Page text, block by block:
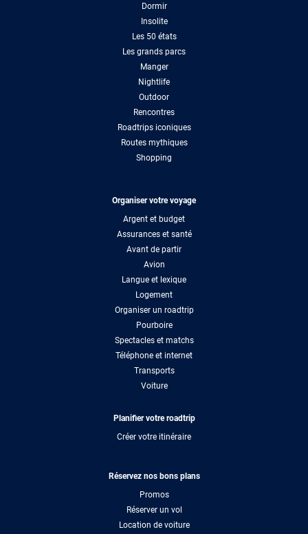
Dormir
Insolite
Les 50 états
Les grands parcs
Manger
Nightlife
Outdoor
Rencontres
Roadtrips iconiques
Routes mythiques
Shopping
Organiser votre voyage
Argent et budget
Assurances et santé
Avant de partir
Avion
Langue et lexique
Logement
Organiser un roadtrip
Pourboire
Spectacles et matchs
Téléphone et internet
Transports
Voiture
Planifier votre roadtrip
Créer votre itinéraire
Réservez nos bons plans
Promos
Réserver un vol
Location de voiture